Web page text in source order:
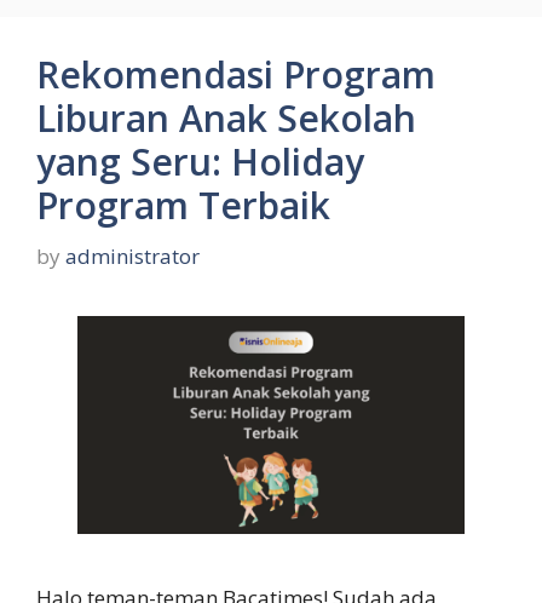
Rekomendasi Program
Liburan Anak Sekolah
yang Seru: Holiday
Program Terbaik
by administrator
Halo teman-teman Bacatimes! Sudah ada